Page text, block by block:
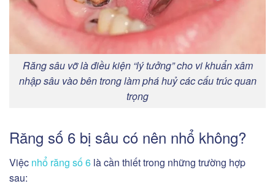
Răng sâu vỡ là điều kiện “lý tưởng” cho vi khuẩn xâm
nhập sâu vào bên trong làm phá huỷ các cấu trúc quan
trọng
Răng số 6 bị sâu có nên nhổ không?
Việc nhổ răng số 6 là cần thiết trong những trường hợp
sau: